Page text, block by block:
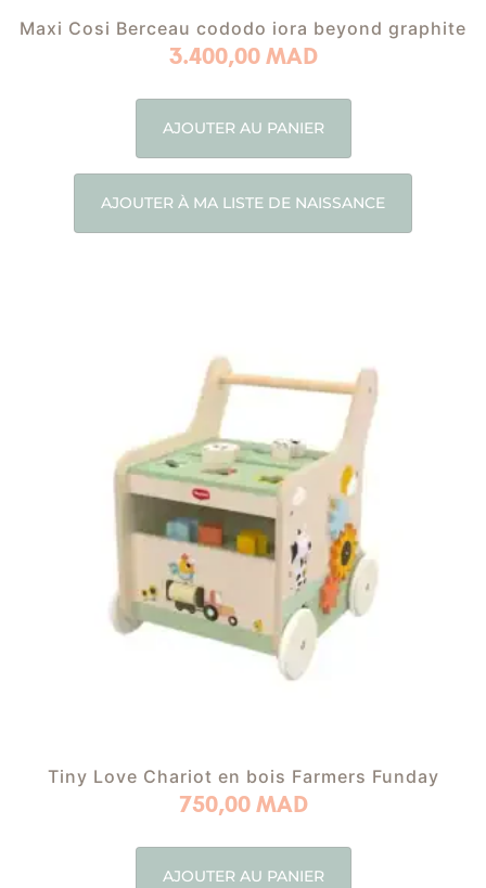
Maxi Cosi Berceau cododo iora beyond graphite
3.400,00 MAD
AJOUTER AU PANIER
AJOUTER À MA LISTE DE NAISSANCE
Tiny Love Chariot en bois Farmers Funday
750,00 MAD
AJOUTER AU PANIER